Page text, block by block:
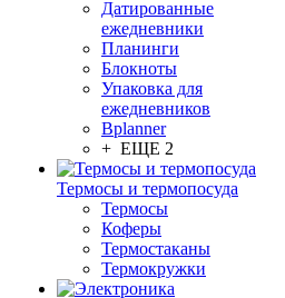
Датированные
ежедневники
Планинги
Блокноты
Упаковка для
ежедневников
Bplanner
+ ЕЩЕ 2
Термосы и термопосуда
Термосы
Коферы
Термостаканы
Термокружки